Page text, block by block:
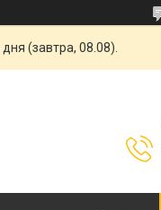
(завтра, 08.08).